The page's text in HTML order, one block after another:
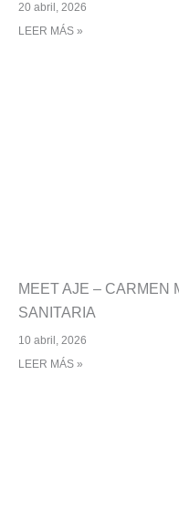
20 abril, 2026
LEER MÁS »
MEET AJE – CARMEN
SANITARIA
10 abril, 2026
LEER MÁS »